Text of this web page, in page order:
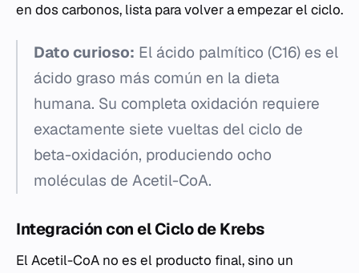
en dos carbonos, lista para volver a empezar el ciclo.
Dato curioso: El ácido palmítico (C16) es el
ácido graso más común en la dieta
humana. Su completa oxidación requiere
exactamente siete vueltas del ciclo de
beta-oxidación, produciendo ocho
moléculas de Acetil-CoA.
Integración con el Ciclo de Krebs
El Acetil-CoA no es el producto final, sino un